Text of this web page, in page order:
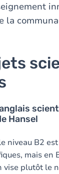
la
Hansel
niveau B2
mais en
vise plutôt le